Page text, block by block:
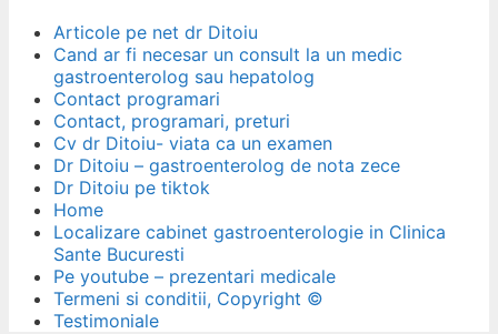
Articole pe net dr Ditoiu
Cand ar fi necesar un consult la un medic
gastroenterolog sau hepatolog
Contact programari
Contact, programari, preturi
Cv dr Ditoiu- viata ca un examen
Dr Ditoiu – gastroenterolog de nota zece
Dr Ditoiu pe tiktok
Home
Localizare cabinet gastroenterologie in Clinica
Sante Bucuresti
Pe youtube – prezentari medicale
Termeni si conditii, Copyright ©
Testimoniale